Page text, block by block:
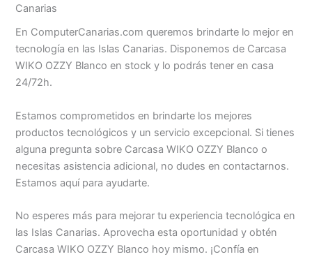
Canarias
En ComputerCanarias.com queremos brindarte lo mejor en
tecnología en las Islas Canarias. Disponemos de Carcasa
WIKO OZZY Blanco en stock y lo podrás tener en casa
24/72h.
Estamos comprometidos en brindarte los mejores
productos tecnológicos y un servicio excepcional. Si tienes
alguna pregunta sobre Carcasa WIKO OZZY Blanco o
necesitas asistencia adicional, no dudes en contactarnos.
Estamos aquí para ayudarte.
No esperes más para mejorar tu experiencia tecnológica en
las Islas Canarias. Aprovecha esta oportunidad y obtén
Carcasa WIKO OZZY Blanco hoy mismo. ¡Confía en